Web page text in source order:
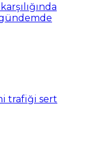
trafiği sert